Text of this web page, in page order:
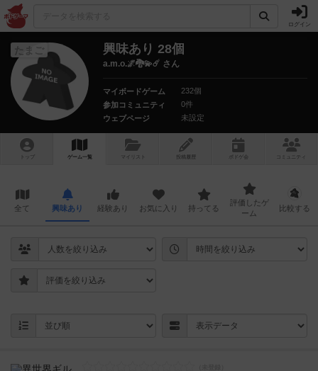
ログイン
たまご 興味あり 28個
a.m.o.🌌🐉💫☄️ さん
マイボードゲーム
232個
参加コミュニティ
0件
ウェブページ
未設定
トップ ゲーム一覧 マイリスト 投稿履歴 ボ ドゲ コミュニティ
全て 興味あり 経験あり お気に入り 持ってる
評価したゲ
ーム
比較する